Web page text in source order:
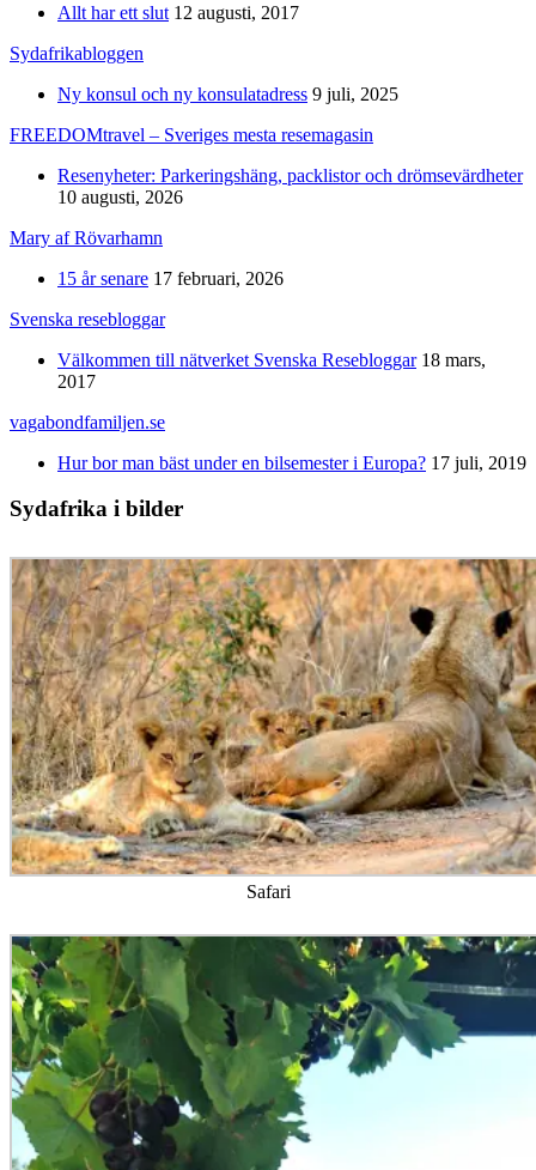
Allt har ett slut 12 augusti, 2017
Sydafrikabloggen
Ny konsul och ny konsulatadress 9 juli, 2025
FREEDOMtravel – Sveriges mesta resemagasin
Resenyheter: Parkeringshäng, packlistor och drömsevärdheter
10 augusti, 2026
Mary af Rövarhamn
15 år senare 17 februari, 2026
Svenska resebloggar
Välkommen till nätverket Svenska Resebloggar 18 mars,
2017
vagabondfamiljen.se
Hur bor man bäst under en bilsemester i Europa? 17 juli, 2019
Sydafrika i bilder
Safari